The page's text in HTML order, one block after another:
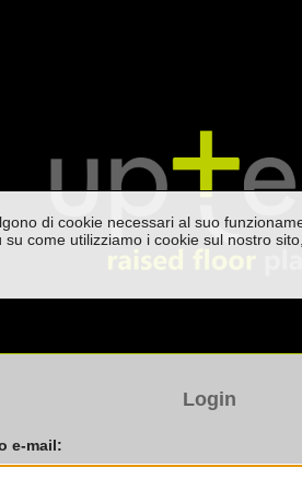
Login
e-mail:
di cookie necessari al suo
come utilizziamo i cookie sul nostro